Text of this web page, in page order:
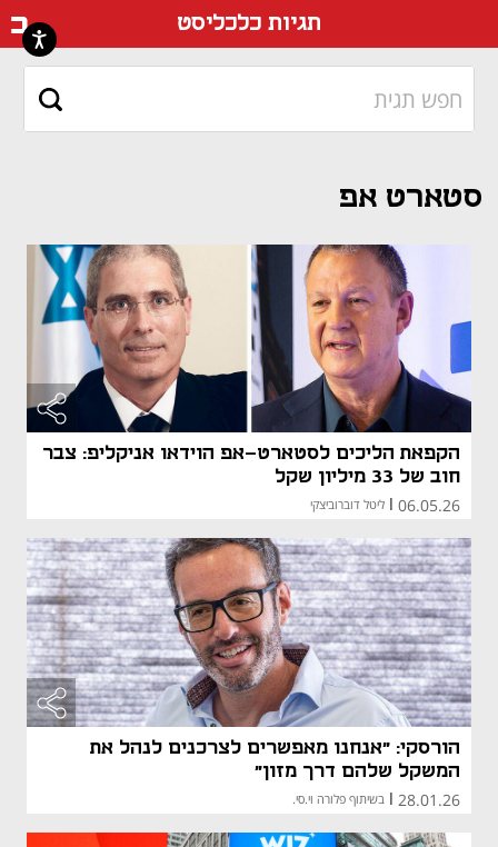
תגיות כלכליסט
סטארט אפ
הקפאת הליכים לסטארט-אפ הוידאו אניקליפ: צבר
חוב של 33 מיליון שקל
06.05.26 ליטל דוברוביצקי
הורסקי: "אנחנו מאפשרים לצרכנים לנהל את
המשקל שלהם דרך מזון"
28.01.26 בשיתוף פלורה וי.סי.